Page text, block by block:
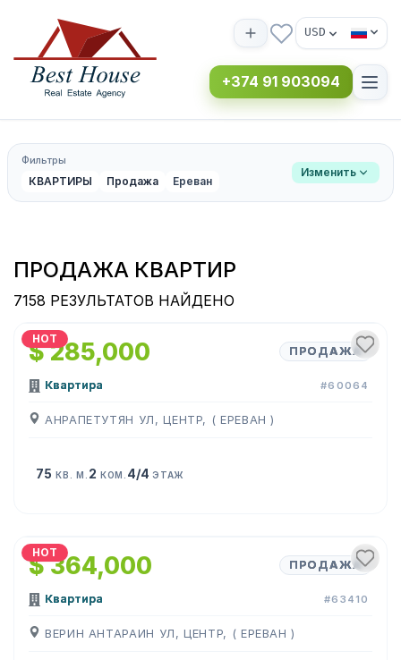
USD
+374 91 903094
Фильтры
КВАРТИРЫ Продажа Ереван
Изменить
ПРОДАЖА КВАРТИР
7158 РЕЗУЛЬТАТОВ НАЙДЕНО
1/9
HOT
$ 285,000 ПРОДАЖА
Квартира #60064
АНРАПЕТУТЯН УЛ, ЦЕНТР, ( ЕРЕВАН )
75 КВ. М. 2 КОМ. 4/4ЭТАЖ
HOT
$ 364,000 ПРОДАЖА
Квартира #63410
ВЕРИН АНТАРАИН УЛ, ЦЕНТР, ( ЕРЕВАН )